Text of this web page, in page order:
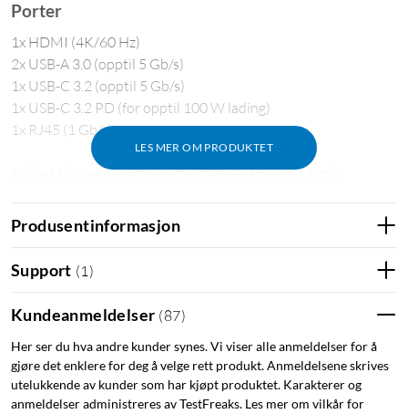
LES MER OM PRODUKTET
Porter
1x HDMI (4K/60 Hz)
2x USB-A 3.0 (opptil 5 Gb/s)
1x USB-C 3.2 (opptil 5 Gb/s)
1x USB-C 3.2 PD (for opptil 100 W lading)
1x RJ45 (1 Gb/s)
Kobles til med den integrerte USB-C-kabelen (18 cm).
Produsentinformasjon
Support (1 )
Kundeanmeldelser (87)
Her ser du hva andre kunder synes. Vi viser alle anmeldelser for å
gjøre det enklere for deg å velge rett produkt. Anmeldelsene skrives
utelukkende av kunder som har kjøpt produktet. Karakterer og
anmeldelser administreres av TestFreaks. Les mer om vilkår for